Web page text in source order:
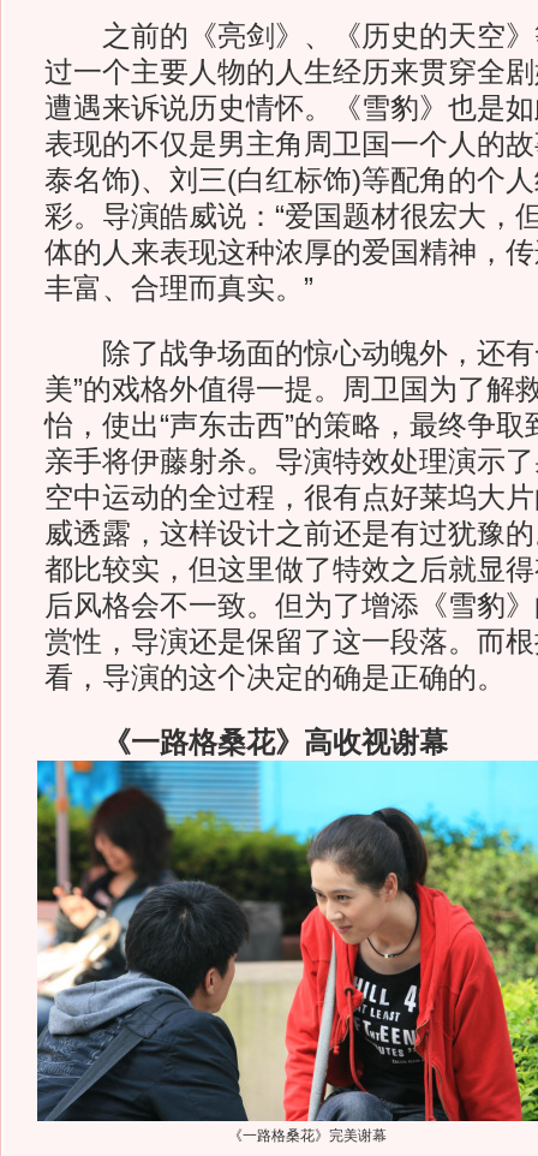
之前的《亮剑》、《历史的天空》
过一个主要人物的人生经历来贯穿全
遭遇来诉说历史情怀。《雪豹》也是
表现的不仅是男主角周卫国一个人的
泰名饰)、刘三(白红标饰)等配角的个
彩。导演皓威说：“爱国题材很宏大，
体的人来表现这种浓厚的爱国精神，
丰富、合理而真实。”
除了战争场面的惊心动魄外，还有
美”的戏格外值得一提。周卫国为了解
怡，使出“声东击西”的策略，最终争
亲手将伊藤射杀。导演特效处理演示
空中运动的全过程，很有点好莱坞大
威透露，这样设计之前还是有过犹豫
都比较实，但这里做了特效之后就显
后风格会不一致。但为了增添《雪豹
赏性，导演还是保留了这一段落。而
看，导演的这个决定的确是正确的。
《一路格桑花》高收视谢幕
《一路格桑花》完美谢幕